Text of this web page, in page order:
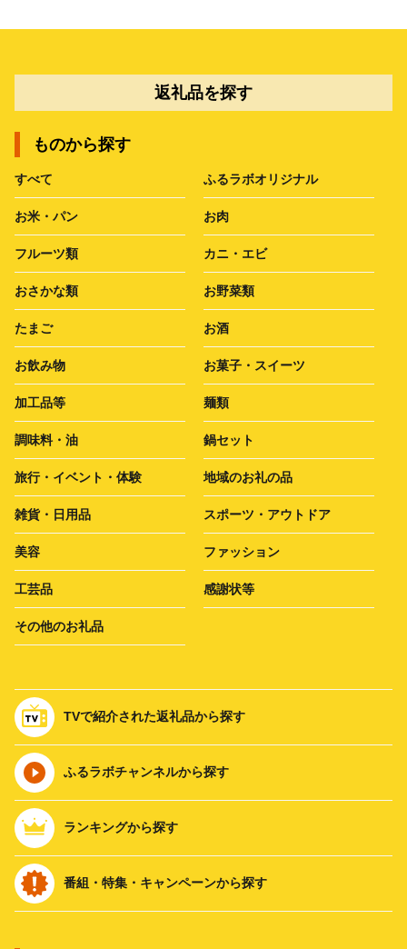
返礼品を探す
ものから探す
すべて ふるラボオリジナル
お米・パン お肉
フルーツ類 カニ・エビ
おさかな類 お野菜類
たまご お酒
お飲み物 お菓子・スイーツ
加工品等 麺類
調味料・油 鍋セット
旅行・イベント・体験 地域のお礼の品
雑貨・日用品 スポーツ・アウトドア
美容 ファッション
工芸品 感謝状等
その他のお礼品
TVで紹介された返礼品から探す
ふるラボチャンネルから探す
ランキングから探す
番組・特集・キャンペーンから探す